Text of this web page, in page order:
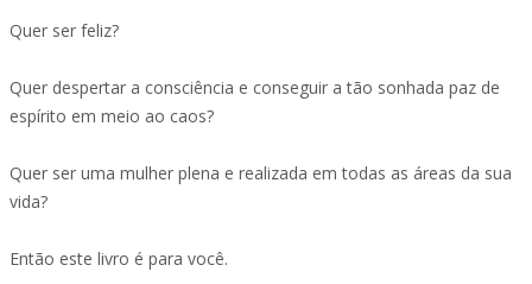
Quer ser feliz?
Quer despertar a consciência e conseguir a tão sonhada paz de
espírito em meio ao caos?
Quer ser uma mulher plena e realizada em todas as áreas da sua
vida?
Então este livro é para você.